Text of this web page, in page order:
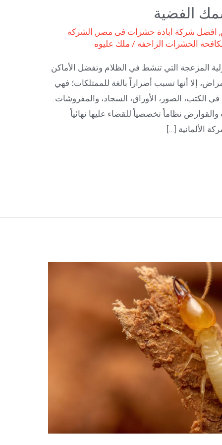
الفضية
, افضل شركة ابادة حشرات فى مصر, الشركة
الحشرات الزاحفة / ملك عليوه
المزعجة التي تنشط في الظلام وتفضل الأماكن
إلا أنها تسبب أضراراً بالغة للممتلكات؛ فهي
الكتب، الصور، الأوراق، السجاد، والمفروشات.
نظاماً تخصصياً للقضاء عليها نهائياً
الألمانية […]